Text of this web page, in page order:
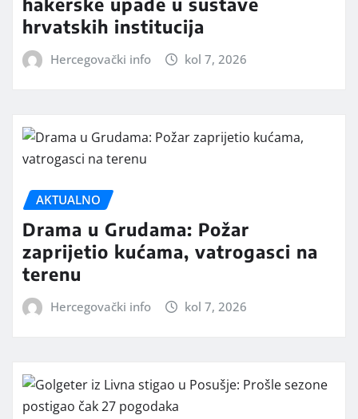
hrvatskih institucija
Hercegovački info kol 7, 2026
AKTUALNO
Drama u Grudama: Požar
zaprijetio kućama, vatrogasci na
terenu
Hercegovački info kol 7, 2026